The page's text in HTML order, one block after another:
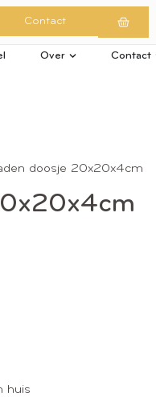
Contact
Over Contact
doosje 20x20x4cm
huis